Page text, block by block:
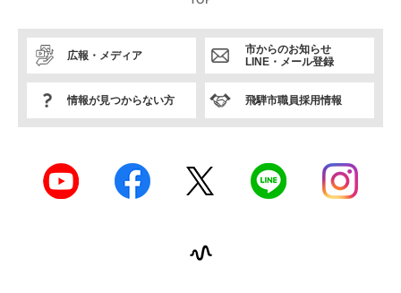
広報・メディア
市からのお知らせ
LINE・メール登録
情報が見つからない方 飛騨市職員採用情報